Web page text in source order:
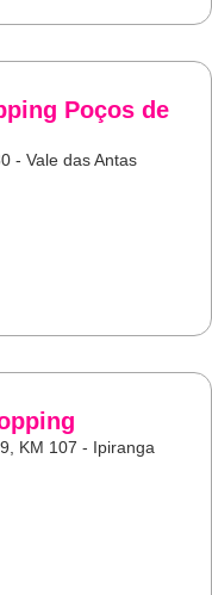
Poços de
- Vale das Antas
KM 107 - Ipiranga